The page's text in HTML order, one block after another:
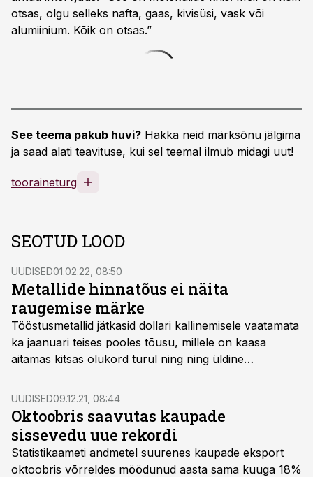
otsas, olgu selleks nafta, gaas, kivisüsi, vask või
alumiinium. Kõik on otsas.”
See teema pakub huvi? Hakka neid märksõnu jälgima
ja saad alati teavituse, kui sel teemal ilmub midagi uut!
tooraineturg
SEOTUD LOOD
UUDISED01.02.22, 08:50
Metallide hinnatõus ei näita
raugemise märke
Tööstusmetallid jätkasid dollari kallinemisele vaatamata
ka jaanuari teises pooles tõusu, millele on kaasa
aitamas kitsas olukord turul ning ning üldine
tõusutrend. Tõusu on samal ajal mõnevõrra piiramas
dollari tugevus.
UUDISED09.12.21, 08:44
Oktoobris saavutas kaupade
sissevedu uue rekordi
Statistikaameti andmetel suurenes kaupade eksport
oktoobris võrreldes möödunud aasta sama kuuga 18%